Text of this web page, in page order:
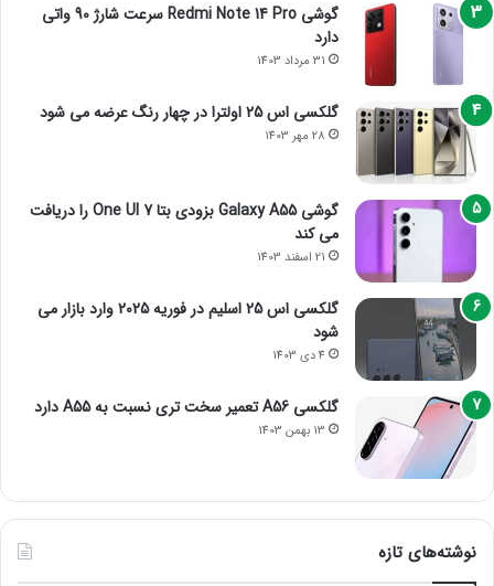
گوشی Redmi Note 14 Pro سرعت شارژ 90 واتی
دارد
31 مرداد 1403
گلکسی اس 25 اولترا در چهار رنگ عرضه می شود
28 مهر 1403
گوشی Galaxy A55 بزودی بتا One UI 7 را دریافت
می کند
21 اسفند 1403
گلکسی اس 25 اسلیم در فوریه 2025 وارد بازار می
شود
4 دی 1403
گلکسی A56 تعمیر سخت تری نسبت به A55 دارد
13 بهمن 1403
نوشته‌های تازه